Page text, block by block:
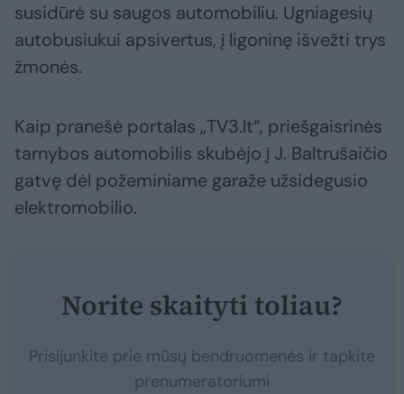
susidūrė su saugos automobiliu. Ugniagesių
autobusiukui apsivertus, į ligoninę išvežti trys
žmonės.
Kaip pranešė portalas „TV3.lt“, priešgaisrinės
tarnybos automobilis skubėjo į J. Baltrušaičio
gatvę dėl požeminiame garaže užsidegusio
elektromobilio.
Norite skaityti toliau?
Prisijunkite prie mūsų bendruomenės ir tapkite
prenumeratoriumi